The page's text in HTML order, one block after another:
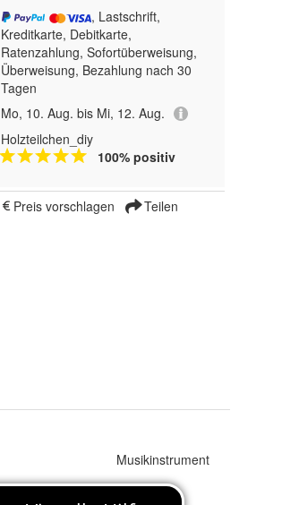
, Lastschrift,
Kreditkarte, Debitkarte,
Ratenzahlung, Sofortüberweisung,
Überweisung, Bezahlung nach 30
Tagen
Mo, 10. Aug. bis Mi, 12. Aug.
Holzteilchen_diy
100% positiv
Preis vorschlagen Teilen
Musikinstrument